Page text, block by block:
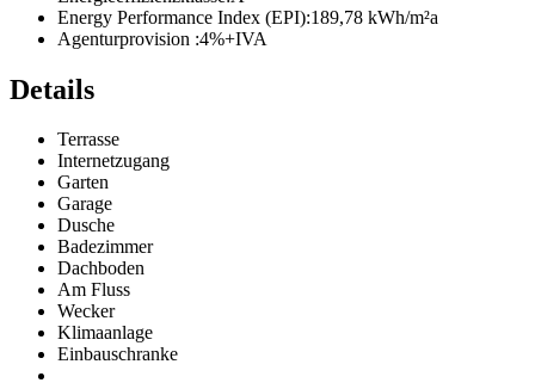
Energy Performance Index (EPI):189,78 kWh/m²a
Agenturprovision :4%+IVA
Details
Terrasse
Internetzugang
Garten
Garage
Dusche
Badezimmer
Dachboden
Am Fluss
Wecker
Klimaanlage
Einbauschranke